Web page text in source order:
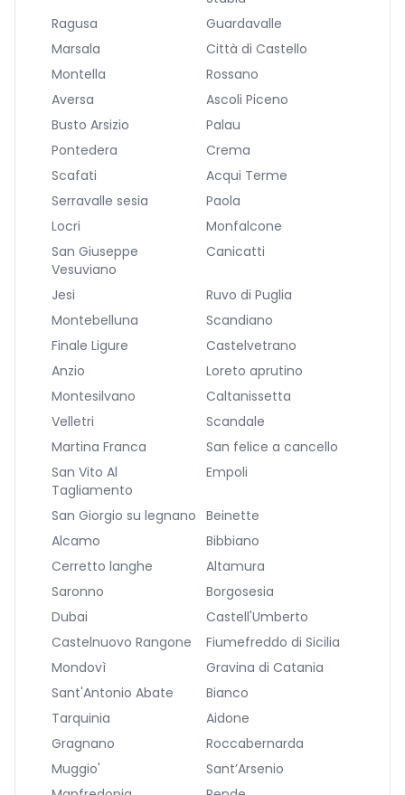
Ragusa
Guardavalle
Marsala
Città di Castello
Montella
Rossano
Aversa
Ascoli Piceno
Busto Arsizio
Palau
Pontedera
Crema
Scafati
Acqui Terme
Serravalle sesia
Paola
Locri
Monfalcone
San Giuseppe
Vesuviano
Canicatti
Jesi
Ruvo di Puglia
Montebelluna
Scandiano
Finale Ligure
Castelvetrano
Anzio
Loreto aprutino
Montesilvano
Caltanissetta
Velletri
Scandale
Martina Franca
San felice a cancello
San Vito Al
Tagliamento
Empoli
San Giorgio su legnano Beinette
Alcamo
Bibbiano
Cerretto langhe
Altamura
Saronno
Borgosesia
Dubai
Castell'Umberto
Castelnuovo Rangone
Fiumefreddo di Sicilia
Mondovì
Gravina di Catania
Sant'Antonio Abate
Bianco
Tarquinia
Aidone
Gragnano
Roccabernarda
Muggio'
Sant’Arsenio